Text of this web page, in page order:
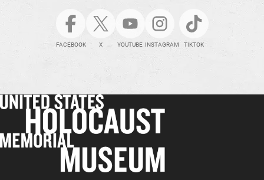
FACEBOOK X YOUTUBE INSTAGRAM TIKTOK